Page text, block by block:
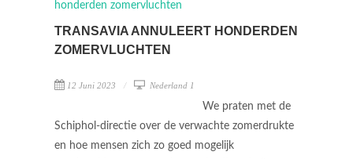
TRANSAVIA ANNULEERT HONDERDEN
ZOMERVLUCHTEN
12 Juni 2023 Nederland 1
We praten met de
Schiphol-directie over de verwachte zomerdrukte
en hoe mensen zich zo goed mogelijk